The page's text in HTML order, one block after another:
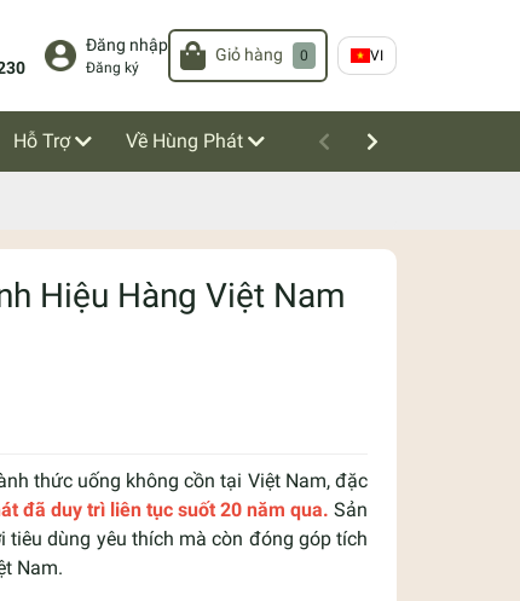
Đăng nhập
Đăng ký
Giỏ hàng 0 VI
Hỗ Trợ Về Hùng Phát
Hiệu Hàng Việt Nam
thức uống không cồn tại Việt Nam, đặc
đã duy trì liên tục suốt 20 năm qua. Sản
tiêu dùng yêu thích mà còn đóng góp tích
Nam.